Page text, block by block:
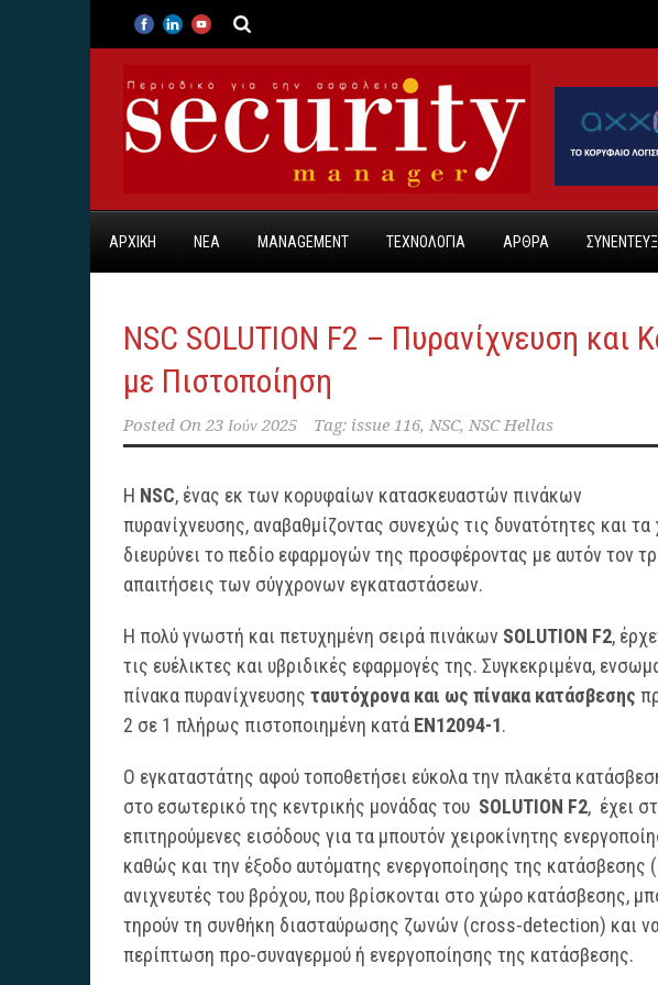
ΑΡΧΙΚΗ ΝΕΑ MANAGEMENT ΤΕΧΝΟΛΟΓΙΑ ΑΡΘΡΑ
NSC SOLUTION F2 – Πυρανίχνευση και
με Πιστοποίηση
Posted On 23 Ιούν 2025 Tag: issue 116, NSC, NSC Hellas
H NSC, ένας εκ των κορυφαίων κατασκευαστών πινάκων
πυρανίχνευσης, αναβαθμίζοντας συνεχώς τις δυνατότητες και
διευρύνει το πεδίο εφαρμογών της προσφέροντας με αυτόν τον
απαιτήσεις των σύγχρονων εγκαταστάσεων.
Η πολύ γνωστή και πετυχημένη σειρά πινάκων SOLUTION F2,
τις ευέλικτες και υβριδικές εφαρμογές της. Συγκεκριμένα,
πίνακα πυρανίχνευσης ταυτόχρονα και ως πίνακα κατάσβεσης
2 σε 1 πλήρως πιστοποιημένη κατά EN12094-1.
Ο εγκαταστάτης αφού τοποθετήσει εύκολα την πλακέτα
στο εσωτερικό της κεντρικής μονάδας του SOLUTION F2, έχει
επιτηρούμενες εισόδους για τα μπουτόν χειροκίνητης
καθώς και την έξοδο αυτόματης ενεργοποίησης της κατάσβεσης
ανιχνευτές του βρόχου, που βρίσκονται στο χώρο κατάσβεσης,
τηρούν τη συνθήκη διασταύρωσης ζωνών (cross-detection) και
περίπτωση προ-συναγερμού ή ενεργοποίησης της κατάσβεσης.